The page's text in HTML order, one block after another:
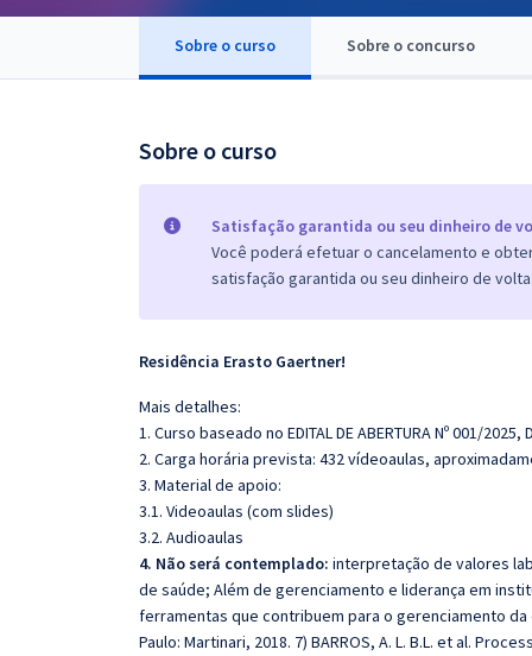
Pós
Sobre o curso Sobre o concurso
Sobre o curso
Satisfação garantida ou seu dinheiro de
Você poderá efetuar o cancelamento e
satisfação garantida ou seu dinheiro de
Residência Erasto Gaertner!
Mais detalhes:
1. Curso baseado no EDITAL DE ABERTURA Nº 001/2025,
2. Carga horária prevista: 432 vídeoaulas,
3. Material de apoio:
3.1. Videoaulas (com slides)
3.2. Audioaulas
4. Não será contemplado: interpretação de valores
de saúde; Além de gerenciamento e liderança em
ferramentas que contribuem para o gerenciamento
Paulo: Martinari, 2018. 7) BARROS, A. L. B.L. et al.